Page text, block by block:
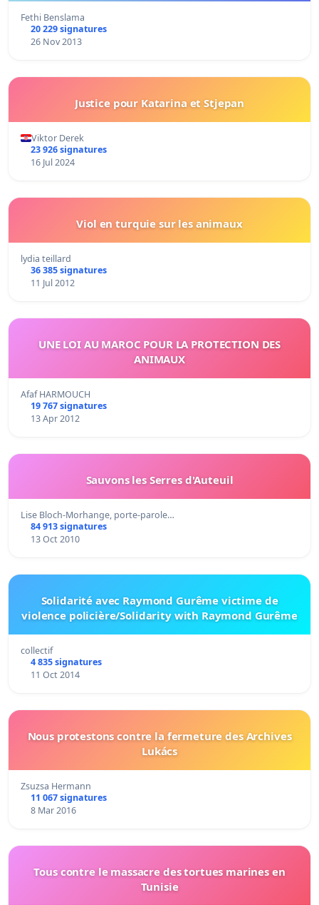
Fethi Benslama
20 229 signatures
26 Nov 2013
Justice pour Katarina et Stjepan
Viktor Derek
23 926 signatures
16 Jul 2024
Viol en turquie sur les animaux
lydia teillard
36 385 signatures
11 Jul 2012
UNE LOI AU MAROC POUR LA PROTECTION DES
ANIMAUX
Afaf HARMOUCH
19 767 signatures
13 Apr 2012
Sauvons les Serres d'Auteuil
Lise Bloch-Morhange, porte-parole…
84 913 signatures
13 Oct 2010
Solidarité avec Raymond Gurême victime de
violence policière/Solidarity with Raymond Gurême
collectif
4 835 signatures
11 Oct 2014
Nous protestons contre la fermeture des Archives
Lukács
Zsuzsa Hermann
11 067 signatures
8 Mar 2016
Tous contre le massacre des tortues marines en
Tunisie